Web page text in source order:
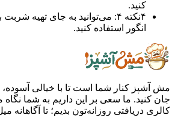
نکته ۴: می‌توانید به جای تهیه شربت با شکر
انگور استفاده کنید.
کنار شما است تا با خیالی آسوده، غذایی
ما سعی بر این داریم به شما نگاه
روزانه‌تون بدیم؛ تا آگاهانه میل کنید.